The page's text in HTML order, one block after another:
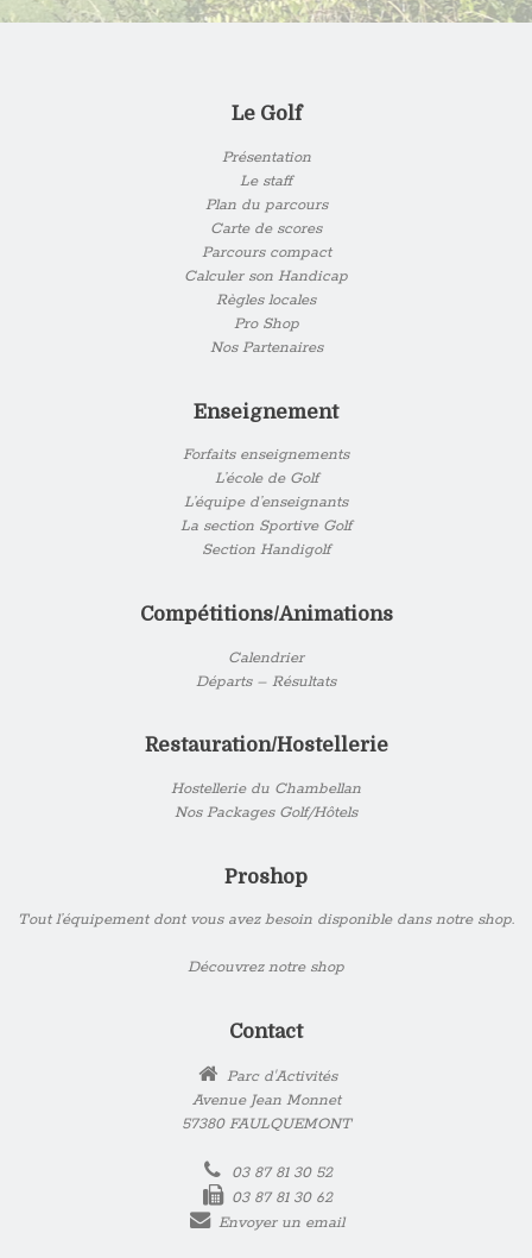
Le Golf
Présentation
Le staff
Plan du parcours
Carte de scores
Parcours compact
Calculer son Handicap
Règles locales
Pro Shop
Nos Partenaires
Enseignement
Forfaits enseignements
L’école de Golf
L’équipe d’enseignants
La section Sportive Golf
Section Handigolf
Compétitions/Animations
Calendrier
Départs – Résultats
Restauration/Hostellerie
Hostellerie du Chambellan
Nos Packages Golf/Hôtels
Proshop
Tout l’équipement dont vous avez besoin disponible dans notre shop.
Découvrez notre shop
Contact
Parc d'Activités
Avenue Jean Monnet
57380 FAULQUEMONT
03 87 81 30 52
03 87 81 30 62
Envoyer un email